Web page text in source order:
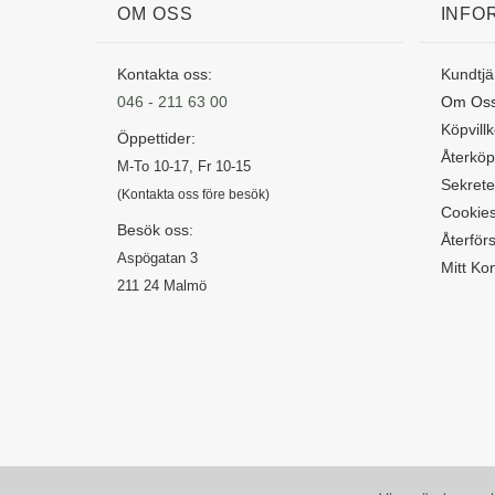
OM OSS
Kontakta oss:
046 - 211 63 00
Öppettider:
M-To 10-17, Fr 10-15
(Kontakta oss före besök)
Besök oss:
Aspögatan 3
211 24 Malmö
Om
Mitt